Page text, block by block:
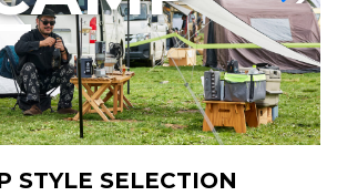
STYLE SELECTION